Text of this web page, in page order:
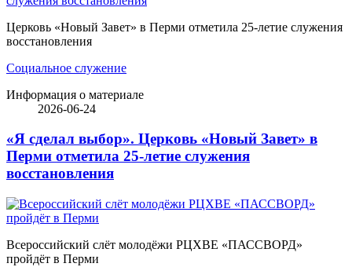
Церковь «Новый Завет» в Перми отметила 25-летие служения
восстановления
Социальное служение
Информация о материале
2026-06-24
«Я сделал выбор». Церковь «Новый Завет» в
Перми отметила 25-летие служения
восстановления
Всероссийский слёт молодёжи РЦХВЕ «ПАССВОРД»
пройдёт в Перми